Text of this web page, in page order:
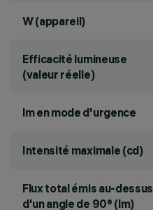
W (appareil)
Efficacité lumineuse
(valeur réelle)
lm en mode d'urgence
Intensité maximale (cd)
Flux total émis au-dessus
d'un angle de 90° (lm)